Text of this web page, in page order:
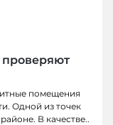
помещения
Одной из точек
В качестве..